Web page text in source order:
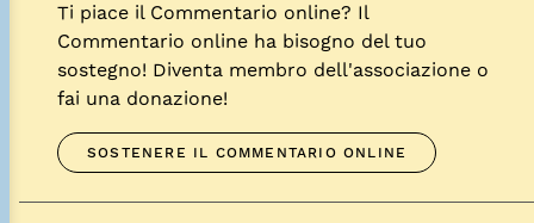
Ti piace il Commentario online? Il
Commentario online ha bisogno del tuo
sostegno! Diventa membro dell'associazione o
fai una donazione!
SOSTENERE IL COMMENTARIO ONLINE